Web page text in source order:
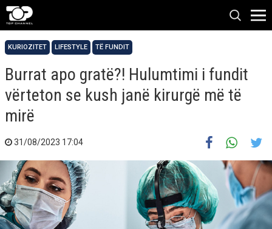
KURIOZITET LIFESTYLE TË FUNDIT
Burrat apo gratë?! Hulumtimi i fundit
vërteton se kush janë kirurgë më të
mirë
31/08/2023 17:04